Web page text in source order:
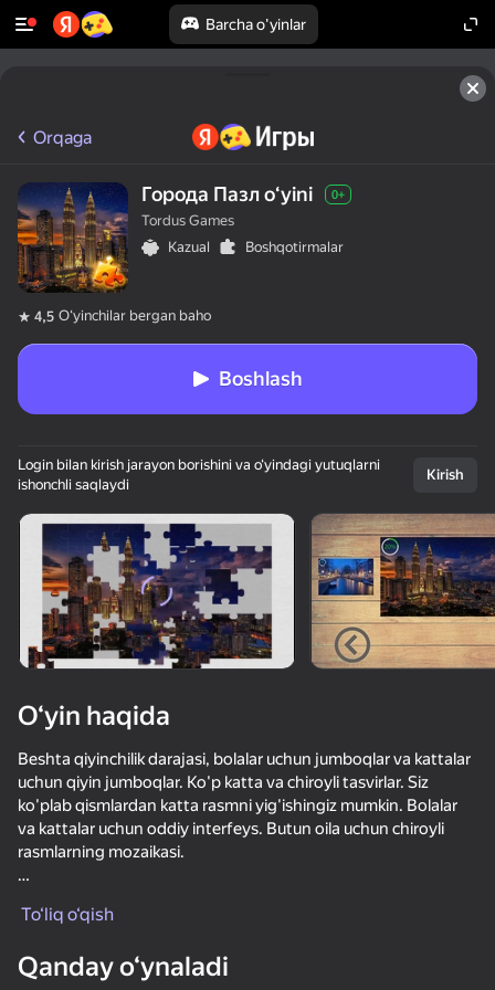
Barcha o'yinlar
Qurilmani aylantiring
O‘yinlar faqat gorizontal
oriyentatsiyasida ishlaydi
Orqaga
Города Пазл oʻyini 0+
Tordus Games
Kazual
Boshqotirmalar
4,5 Oʻyinchilar bergan baho
Boshlash
Login bilan kirish jarayon borishini va o‘yindagi yutuqlarni
ishonchli saqlaydi
Kirish
O‘yin haqida
Beshta qiyinchilik darajasi, bolalar uchun jumboqlar va kattalar
uchun qiyin jumboqlar. Ko'p katta va chiroyli tasvirlar. Siz
ko'plab qismlardan katta rasmni yig'ishingiz mumkin. Bolalar
va kattalar uchun oddiy interfeys. Butun oila uchun chiroyli
rasmlarning mozaikasi.
O'yinning xususiyatlari:
- Yuqori sifatli tasvirlar
To‘liq o‘qish
Qanday o‘ynaladi